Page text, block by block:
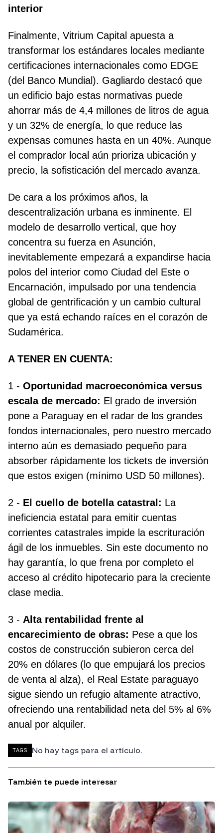
interior
Finalmente, Vitrium Capital apuesta a
transformar los estándares locales mediante
certificaciones internacionales como EDGE
(del Banco Mundial). Gagliardo destacó que
un edificio bajo estas normativas puede
ahorrar más de 4,4 millones de litros de agua
y un 32% de energía, lo que reduce las
expensas comunes hasta en un 40%. Aunque
el comprador local aún prioriza ubicación y
precio, la sofisticación del mercado avanza.
De cara a los próximos años, la
descentralización urbana es inminente. El
modelo de desarrollo vertical, que hoy
concentra su fuerza en Asunción,
inevitablemente empezará a expandirse hacia
polos del interior como Ciudad del Este o
Encarnación, impulsado por una tendencia
global de gentrificación y un cambio cultural
que ya está echando raíces en el corazón de
Sudamérica.
A TENER EN CUENTA:
1 - Oportunidad macroeconómica versus
escala de mercado: El grado de inversión
pone a Paraguay en el radar de los grandes
fondos internacionales, pero nuestro mercado
interno aún es demasiado pequeño para
absorber rápidamente los tickets de inversión
que estos exigen (mínimo USD 50 millones).
2 - El cuello de botella catastral: La
ineficiencia estatal para emitir cuentas
corrientes catastrales impide la escrituración
ágil de los inmuebles. Sin este documento no
hay garantía, lo que frena por completo el
acceso al crédito hipotecario para la creciente
clase media.
3 - Alta rentabilidad frente al
encarecimiento de obras: Pese a que los
costos de construcción subieron cerca del
20% en dólares (lo que empujará los precios
de venta al alza), el Real Estate paraguayo
sigue siendo un refugio altamente atractivo,
ofreciendo una rentabilidad neta del 5% al 6%
anual por alquiler.
TAGS No hay tags para el artículo.
También te puede interesar